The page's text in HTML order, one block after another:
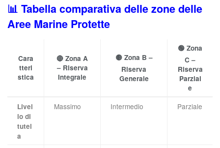
📊 Tabella comparativa delle zone delle
Aree Marine Protette
Cara
tteri
stica
🔴 Zona A
– Riserva
Integrale
🟡 Zona B –
Riserva
Generale
🟢 Zona
C –
Riserva
Parzial
e
Livel
lo di
tutel
a
Massimo Intermedio Parziale